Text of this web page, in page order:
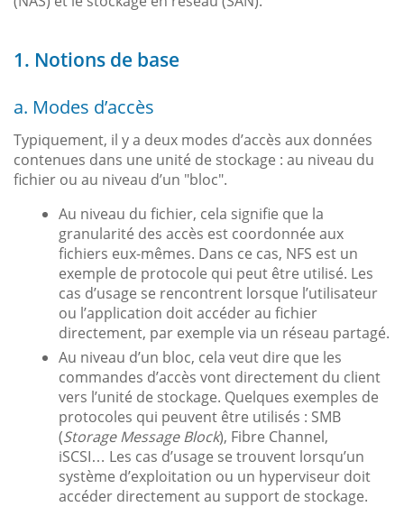
1. Notions de base
a. Modes d’accès
Typiquement, il y a deux modes d’accès aux données
contenues dans une unité de stockage : au niveau du
fichier ou au niveau d’un "bloc".
Au niveau du fichier, cela signifie que la
granularité des accès est coordonnée aux
fichiers eux-mêmes. Dans ce cas, NFS est un
exemple de protocole qui peut être utilisé. Les
cas d’usage se rencontrent lorsque l’utilisateur
ou l’application doit accéder au fichier
directement, par exemple via un réseau partagé.
Au niveau d’un bloc, cela veut dire que les
commandes d’accès vont directement du client
vers l’unité de stockage. Quelques exemples de
protocoles qui peuvent être utilisés : SMB
(Storage Message Block), Fibre Channel,
iSCSI… Les cas d’usage se trouvent lorsqu’un
système d’exploitation ou un hyperviseur doit
accéder directement au support de stockage.